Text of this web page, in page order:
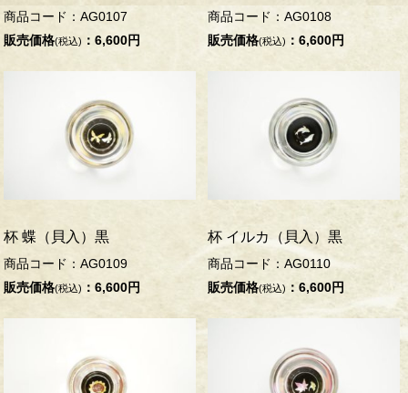
商品コード：AG0107
販売価格(税込) ：6,600円
商品コード：AG0108
販売価格(税込) ：6,600円
杯 蝶（貝入）黒
商品コード：AG0109
販売価格(税込) ：6,600円
杯 イルカ（貝入）黒
商品コード：AG0110
販売価格(税込) ：6,600円